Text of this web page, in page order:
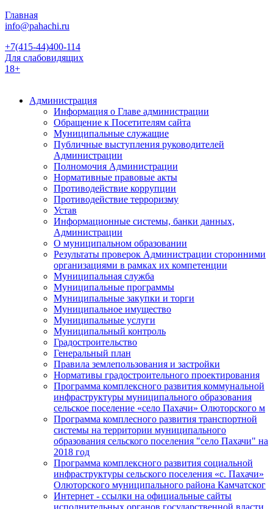
Главная
info@pahachi.ru
+7(415-44)400-114
Для слабовидящих
18+
Администрация
Информация о Главе администрации
Обращение к Посетителям сайта
Муниципальные служащие
Публичные выступления руководителей
Администрации
Полномочия Администрации
Нормативные правовые акты
Противодействие коррупции
Противодействие терроризму
Устав
Информационные системы, банки данных,
Администрации
О муниципальном образовании
Результаты проверок Администрации сторонними
организациями в рамках их компетенции
Муниципальная служба
Муниципальные программы
Муниципальные закупки и торги
Муниципальное имущество
Муниципальные услуги
Муниципальный контроль
Градостроительство
Генеральный план
Правила землепользования и застройки
Нормативы градостроительного проектирования
Программа комплексного развития коммунальной
инфраструктуры муниципального образования
сельское поселение «село Пахачи» Олюторского м
Программа комплесного развития транспортной
системы на территории муниципального
образования сельского поселения "село Пахачи" на
2018 год
Программа комплексного развития социальной
инфраструктуры сельского поселения «с. Пахачи»
Олюторского муниципального района Камчатског
Интернет - ссылки на официальные сайты
исполнительных органов государственной власти